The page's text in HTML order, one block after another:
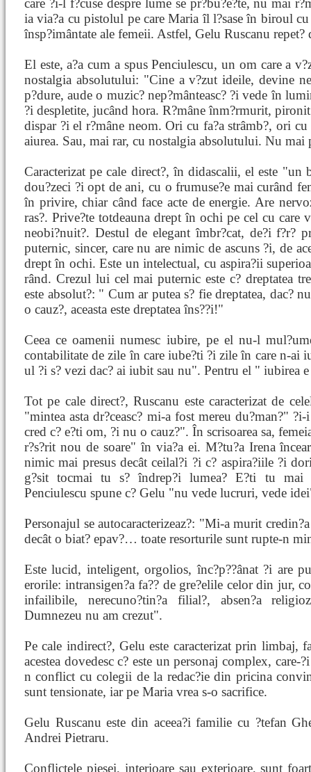
care ?i-l f?cuse despre lume se pr?bu?e?te, nu mai
ia via?a cu pistolul pe care Maria îl l?sase în biroul
însp?imântate ale femeii. Astfel, Gelu Ruscanu repet?
El este, a?a cum a spus Penciulescu, un om care a
nostalgia absolutului: "Cine a v?zut ideile, devine
p?dure, aude o muzic? nep?mânteasc? ?i vede în
?i despletite, jucând hora. R?mâne înm?rmurit,
dispar ?i el r?mâne neom. Ori cu fa?a strâmb?, ori
aiurea. Sau, mai rar, cu nostalgia absolutului. Nu mai
Caracterizat pe cale direct?, în didascalii, el este "un
dou?zeci ?i opt de ani, cu o frumuse?e mai curând
în privire, chiar când face acte de energie. Are
ras?. Prive?te totdeauna drept în ochi pe cel cu care
neobi?nuit?. Destul de elegant îmbr?cat, de?i f?r?
puternic, sincer, care nu are nimic de ascuns ?i, de
drept în ochi. Este un intelectual, cu aspira?ii
rând. Crezul lui cel mai puternic este c? dreptatea
este absolut?: " Cum ar putea s? fie dreptatea, dac?
o cauz?, aceasta este dreptatea îns??i!"
Ceea ce oamenii numesc iubire, pe el nu-l
contabilitate de zile în care iube?ti ?i zile în care n-ai
ul ?i s? vezi dac? ai iubit sau nu". Pentru el " iubirea
Tot pe cale direct?, Ruscanu este caracterizat de
"mintea asta dr?ceasc? mi-a fost mereu du?man?"
cred c? e?ti om, ?i nu o cauz?". În scrisoarea sa,
r?s?rit nou de soare" în via?a ei. M?tu?a Irena
nimic mai presus decât ceilal?i ?i c? aspira?iile ?i
g?sit tocmai tu s? îndrep?i lumea? E?ti tu mai
Penciulescu spune c? Gelu "nu vede lucruri, vede
Personajul se autocaracterizeaz?: "Mi-a murit
decât o biat? epav?… toate resorturile sunt rupte-n
Este lucid, inteligent, orgolios, înc?p??ânat ?i are
erorile: intransigen?a fa?? de gre?elile celor din jur,
infailibile, nerecuno?tin?a filial?, absen?a
Dumnezeu nu am crezut".
Pe cale indirect?, Gelu este caracterizat prin limbaj,
acestea dovedesc c? este un personaj complex,
n conflict cu colegii de la redac?ie din pricina
sunt tensionate, iar pe Maria vrea s-o sacrifice.
Gelu Ruscanu este din aceea?i familie cu ?tefan
Andrei Pietraru.
Conflictele piesei, interioare sau exterioare, sunt